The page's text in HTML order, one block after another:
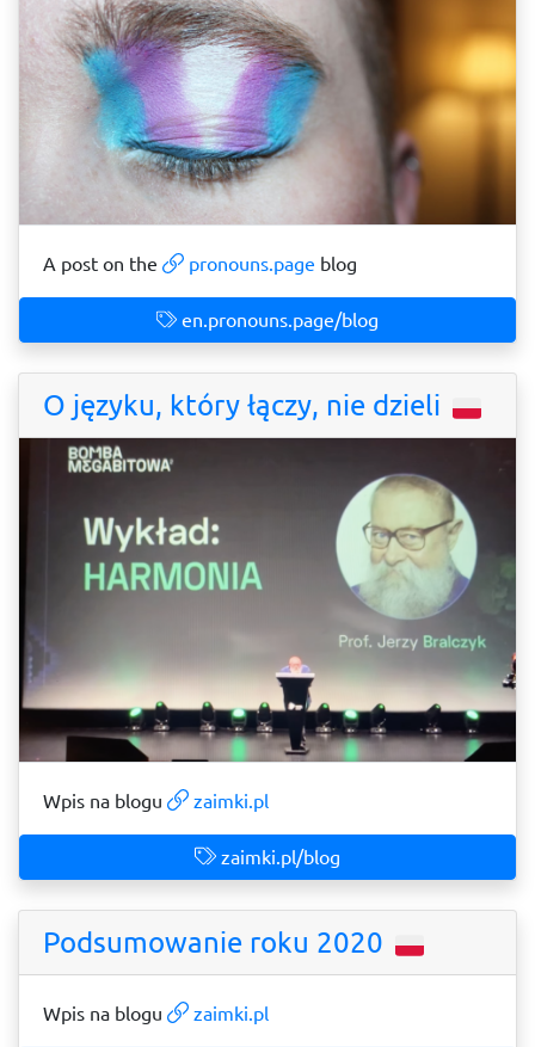
A post on the pronouns.page blog
en.pronouns.page/blog
O języku, który łączy, nie dzieli
Wpis na blogu zaimki.pl
zaimki.pl/blog
Podsumowanie roku 2020
Wpis na blogu zaimki.pl